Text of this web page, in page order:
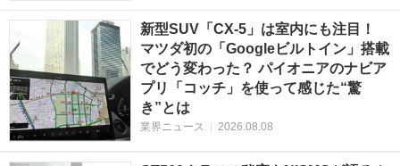
新型SUV「CX-5」は室内にも注目！
マツダ初の「Googleビルトイン」搭載
でどう変わった？ パイオニアのナビア
プリ「コッチ」を使って感じた“驚
き”とは
業界ニュース | 2026.08.08